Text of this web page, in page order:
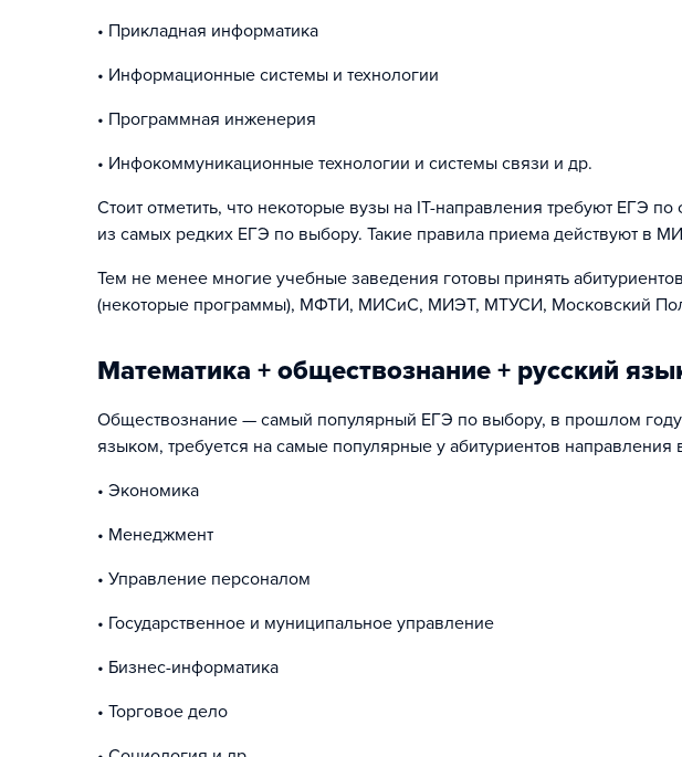
• Прикладная информатика
• Информационные системы и технологии
• Программная инженерия
• Инфокоммуникационные технологии и системы связи и др.
Стоит отметить, что некоторые вузы на IT-направления требуют ЕГЭ
из самых редких ЕГЭ по выбору. Такие правила приема
Тем не менее многие учебные заведения готовы принять
(некоторые программы), МФТИ, МИСиС, МИЭТ, МТУСИ, Московский
Математика + обществознание + русский
Обществознание — самый популярный ЕГЭ по выбору, в прошлом году
языком, требуется на самые популярные у абитуриентов
• Экономика
• Менеджмент
• Управление персоналом
• Государственное и муниципальное управление
• Бизнес-информатика
• Торговое дело